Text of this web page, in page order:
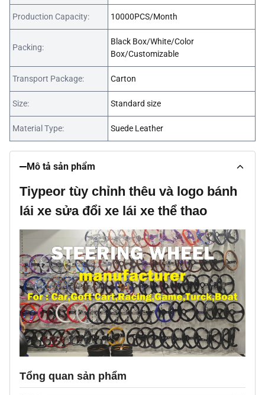
Production Capacity: 10000PCS/Month
Packing:
Black Box/White/Color
Box/Customizable
Transport Package: Carton
Size: Standard size
Material Type: Suede Leather
Mô tả sản phẩm
Tiypeor tùy chỉnh thêu và logo bánh
lái xe sửa đổi xe lái xe thể thao
Tổng quan sản phẩm